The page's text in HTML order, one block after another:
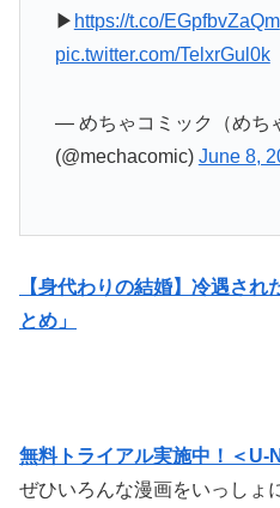
▶ https://t.co/EGpfbvZaQm
pic.twitter.com/TelxrGul0k
— めちゃコミック（めち
(@mechacomic) June 8,
【身代わりの結婚】冷遇さ
とめ」
無料トライアル実施中！＜U-
ぜひいろんな漫画をいっしょ